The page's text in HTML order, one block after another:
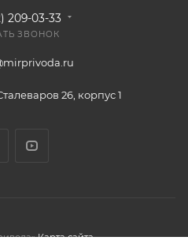
209-03-33
ЗВОНОК
26, корпус 1
Карта сайта